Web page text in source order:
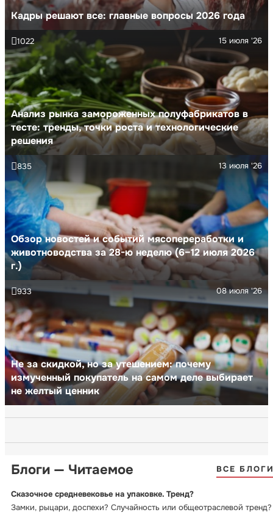
Кадры решают все: главные вопросы 2026 года
Анализ рынка замороженных полуфабрикатов в
тесте: тренды, точки роста и технологические
решения
15 июля '26
1022
Обзор новостей и событий мясопереработки и
животноводства за 28-ю неделю (6–12 июля 2026
г.)
13 июля '26
835
Не за скидкой, но за утешением: почему
измученный покупатель на самом деле выбирает
не желтый ценник
08 июля '26
933
Блоги — Читаемое ВСЕ
Сказочное средневековье на упаковке. Тренд?
Замки, рыцари, доспехи? Случайность или общеотраслевой тренд?